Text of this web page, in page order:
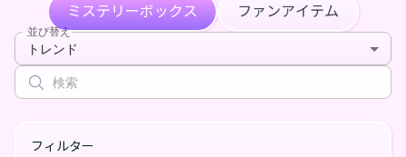
ミステリーボックス ファンアイテム
並び替え
トレンド
フィルター